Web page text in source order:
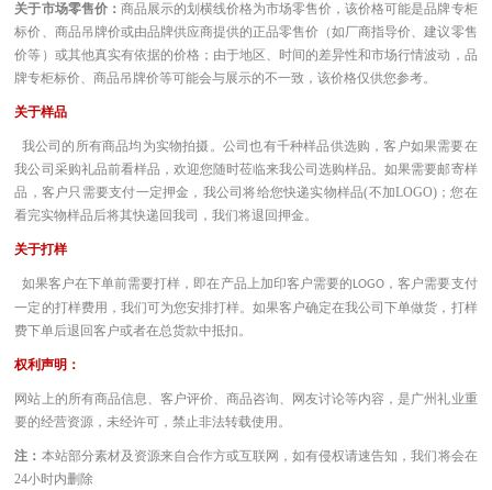
关于市场零售价： 商品展示的划横线价格为市场零售价，该价格可能是品牌专柜
标价、商品吊牌价或由品牌供应商提供的正品零售价（如厂商指导价、建议零售
价等）或其他真实有依据的价格；由于地区、时间的差异性和市场行情波动，品
牌专柜标价、商品吊牌价等可能会与展示的不一致，该价格仅供您参考。
关于样品
我公司的所有商品均为实物拍摄。公司也有千种样品供选购，客户如果需要在
我公司采购礼品前看样品，欢迎您随时莅临来我公司选购样品。如果需要邮寄样
品，客户只需要支付一定押金，我公司将给您快递实物样品(不加LOGO)；您在
看完实物样品后将其快递回我司，我们将退回押金。
关于打样
如果客户在下单前需要打样，即在产品上加印客户需要的LOGO ，客户需要支付
一定的打样费用，我们可为您安排打样。如果客户确定在我公司下单做货，打样
费下单后退回客户或者在总货款中抵扣。
权利声明：
网站上的所有商品信息、客户评价、商品咨询、网友讨论等内容，是广州礼业重
要的经营资源，未经许可，禁止非法转载使用。
注： 本站部分素材及资源来自合作方或互联网，如有侵权请速告知，我们将会在
24小时内删除